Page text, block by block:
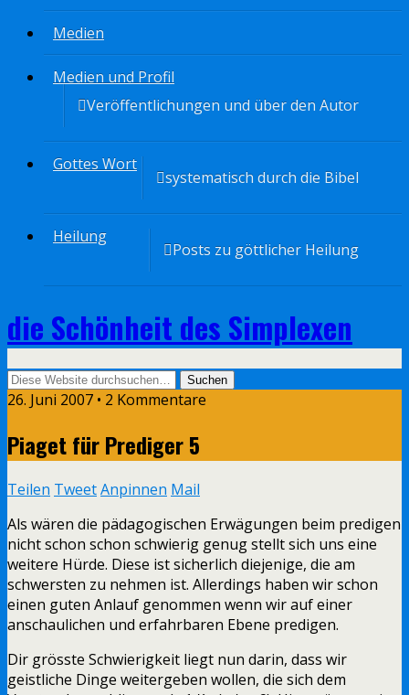
Medien
Medien und Profil
Veröffentlichungen und über den Autor
Gottes Wort
systematisch durch die Bibel
Heilung
Posts zu göttlicher Heilung
die Schönheit des Simplexen
26. Juni 2007 • 2 Kommentare
Piaget für Prediger 5
Teilen TweetAnpinnen Mail
Als wären die pädagogischen Erwägungen beim predigen
nicht schon schon schwierig genug stellt sich uns eine
weitere Hürde. Diese ist sicherlich diejenige, die am
schwersten zu nehmen ist. Allerdings haben wir schon
einen guten Anlauf genommen wenn wir auf einer
anschaulichen und erfahrbaren Ebene predigen.
Dir grösste Schwierigkeit liegt nun darin, dass wir
geistliche Dinge weitergeben wollen, die sich dem